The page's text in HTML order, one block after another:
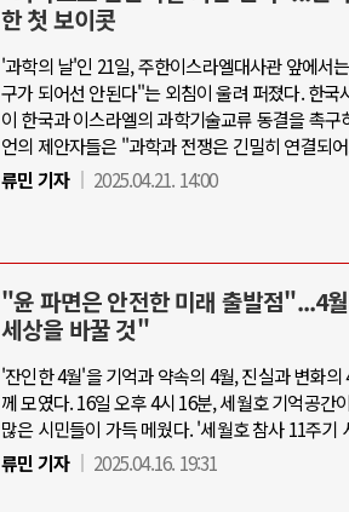
한 첫 보이콧
'과학의 날'인 21일, 주한이스라엘대사관 앞에서
구가 되어선 안된다"는 외침이 울려 퍼졌다. 한
이 한국과 이스라엘의 과학기술교류 동결을 촉
언의 제안자들은 "과학과 전쟁은 긴밀히 연결되
류민 기자
2025.04.21. 14:00
"윤 파면은 안전한 미래 출발점"...4
세상을 바꿀 것"
'잔인한 4월'을 기억과 약속의 4월, 진실과 변화
께 모였다. 16일 오후 4시 16분, 세월호 기억공간
많은 시민들이 가득 메웠다. '세월호 참사 11주기
류민 기자
2025.04.16. 19:31